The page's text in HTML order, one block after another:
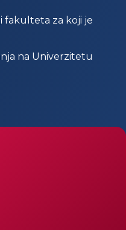
fakulteta za koji je
na Univerzitetu